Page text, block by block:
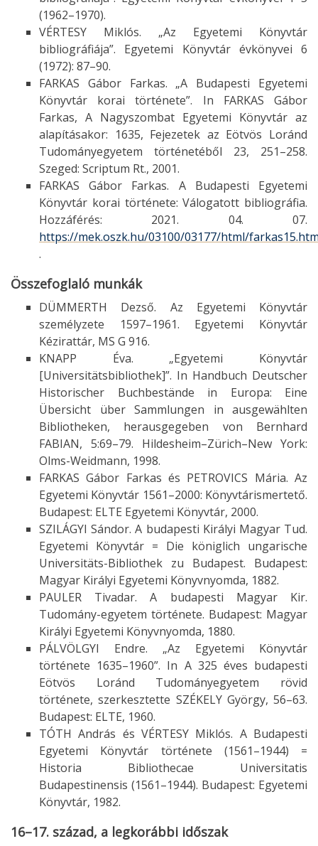
(1962–1970).
VÉRTESY Miklós. „Az Egyetemi Könyvtár
bibliográfiája”. Egyetemi Könyvtár évkönyvei 6
(1972): 87–90.
FARKAS Gábor Farkas. „A Budapesti Egyetemi
Könyvtár korai története”. In FARKAS Gábor
Farkas, A Nagyszombat Egyetemi Könyvtár az
alapításakor: 1635, Fejezetek az Eötvös Loránd
Tudományegyetem történetéből 23, 251–258.
Szeged: Scriptum Rt., 2001.
FARKAS Gábor Farkas. A Budapesti Egyetemi
Könyvtár korai története: Válogatott bibliográfia.
Hozzáférés: 2021. 04. 07.
https://mek.oszk.hu/03100/03177/html/
.
Összefoglaló munkák
DÜMMERTH Dezső. Az Egyetemi Könyvtár
személyzete 1597–1961. Egyetemi Könyvtár
Kézirattár, MS G 916.
KNAPP Éva. „Egyetemi Könyvtár
[Universitätsbibliothek]”. In Handbuch Deutscher
Historischer Buchbestände in Europa: Eine
Übersicht über Sammlungen in ausgewählten
Bibliotheken, herausgegeben von Bernhard
FABIAN, 5:69–79. Hildesheim–Zürich–New York:
Olms-Weidmann, 1998.
FARKAS Gábor Farkas és PETROVICS Mária. Az
Egyetemi Könyvtár 1561–2000: Könyvtárismertető.
Budapest: ELTE Egyetemi Könyvtár, 2000.
SZILÁGYI Sándor. A budapesti Királyi Magyar Tud.
Egyetemi Könyvtár = Die königlich ungarische
Universitäts-Bibliothek zu Budapest. Budapest:
Magyar Királyi Egyetemi Könyvnyomda, 1882.
PAULER Tivadar. A budapesti Magyar Kir.
Tudomány-egyetem története. Budapest: Magyar
Királyi Egyetemi Könyvnyomda, 1880.
PÁLVÖLGYI Endre. „Az Egyetemi Könyvtár
története 1635–1960”. In A 325 éves budapesti
Eötvös Loránd Tudományegyetem rövid
története, szerkesztette SZÉKELY György, 56–63.
Budapest: ELTE, 1960.
TÓTH András és VÉRTESY Miklós. A Budapesti
Egyetemi Könyvtár története (1561–1944) =
Historia Bibliothecae Universitatis
Budapestinensis (1561–1944). Budapest: Egyetemi
Könyvtár, 1982.
16–17. század, a legkorábbi időszak